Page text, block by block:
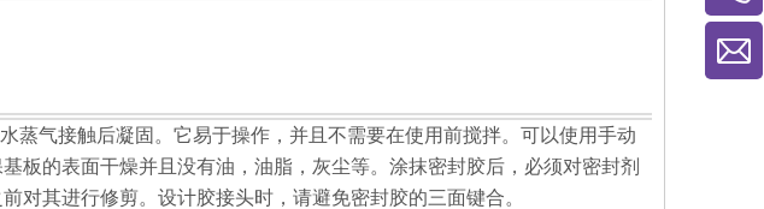
蒸气接触后凝固。它易于操作，并且不需要在使用前搅拌。可以使用手动
板的表面干燥并且没有油，油脂，灰尘等。涂抹密封胶后，必须对密封剂
对其进行修剪。设计胶接头时，请避免密封胶的三面键合。